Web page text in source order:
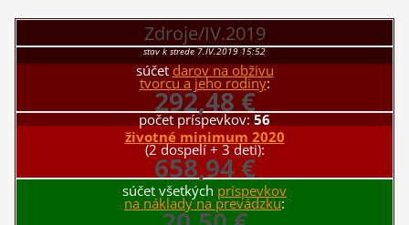
Zdroje/IV.2019
stav k strede 7.IV.2019 15:52
súčetdarov na obživu
tvorcu a jeho rodiny:
292,48 €
počet príspevkov:56
životné minimum 2020
(2 dospelí + 3 deti):
658,94 €
súčet všetkých príspevkov
na náklady na prevádzku: